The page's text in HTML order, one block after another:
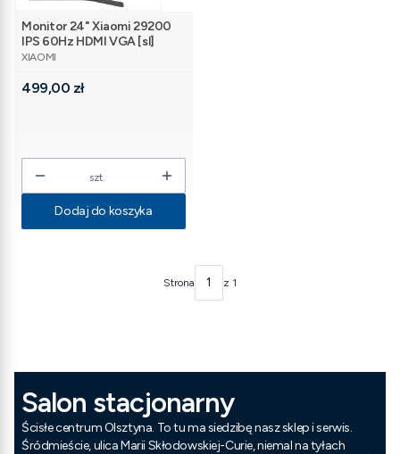
Monitor 24" Xiaomi 29200
IPS 60Hz HDMI VGA [sl]
PRODUCENT
XIAOMI
Cena
499,00 zł
szt.
Dodaj do koszyka
Strona z 1
Salon stacjonarny
Ścisłe centrum Olsztyna. To tu ma siedzibę nasz sklep i serwis.
Śródmieście, ulica Marii Skłodowskiej-Curie, niemal na tyłach